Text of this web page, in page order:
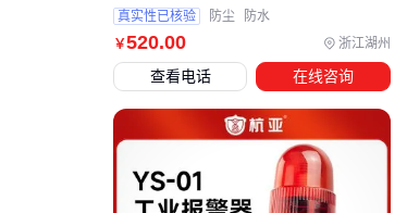
￥520.00 浙江湖州
真实性已核验 防尘 防水
查看电话 在线咨询